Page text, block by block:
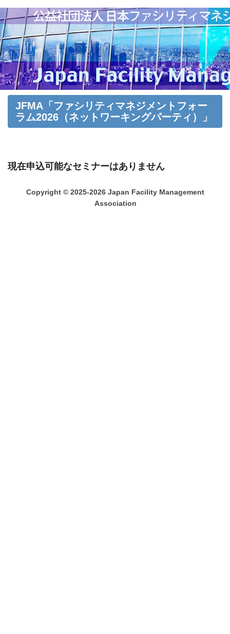
JFMA「ファシリティマネジメントフォー
ラム2026（ネットワーキングパーティ）」
現在申込可能なセミナーはありません
Copyright © 2025-2026 Japan Facility Management
Association